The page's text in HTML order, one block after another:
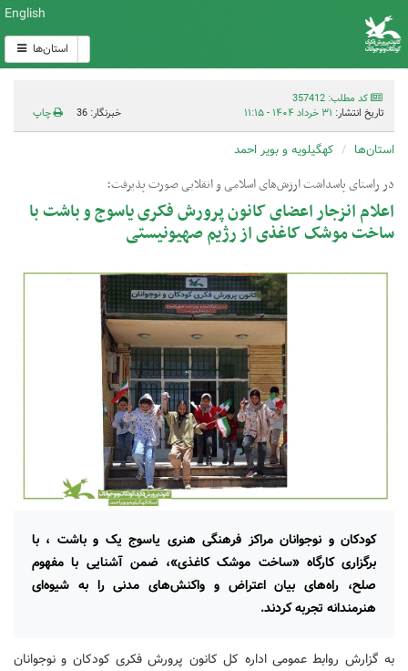
English
استان‌ها
کد مطلب: 357412
تاریخ انتشار: ۳۱ خرداد ۱۴۰۴ - ۱۱:۱۵ خبرنگار: 36 چاپ
استان‌ها کهگیلویه و بویر احمد
در راستای پاسداشت ارزش‌های اسلامی و انقلابی صورت پذیرفت؛
اعلام انزجار اعضای کانون پرورش فکری یاسوج و باشت با
ساخت موشک کاغذی از رژیم صهیونیستی
کودکان و نوجوانان مراکز فرهنگی هنری یاسوج یک و باشت ، با
برگزاری کارگاه «ساخت موشک کاغذی»، ضمن آشنایی با مفهوم
صلح، راه‌های بیان اعتراض و واکنش‌های مدنی را به شیوه‌ای
هنرمندانه تجربه کردند.
به گزارش روابط عمومی اداره کل کانون پرورش فکری کودکان و نوجوانان